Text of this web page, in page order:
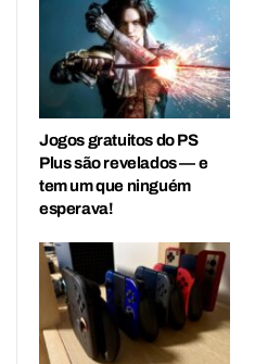
Jogos gratuitos do PS
Plus são revelados — e
tem um que ninguém
esperava!